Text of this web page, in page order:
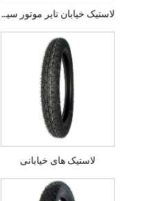
لاستیک خیابان تایر موتور سیکلت با کیفیت بالا
لاستیک های خیابانی